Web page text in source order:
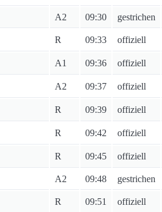
A2 09:30 gestrichen
R 09:33 offiziell
A1 09:36 offiziell
A2 09:37 offiziell
R 09:39 offiziell
R 09:42 offiziell
R 09:45 offiziell
A2 09:48 gestrichen
R 09:51 offiziell